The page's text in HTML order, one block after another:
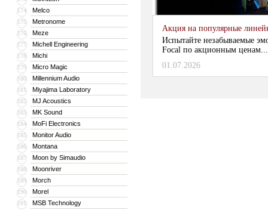
174 Melco
175 Metronome
176 Meze
177 Michell Engineering
178 Michi
179 Micro Magic
180 Millennium Audio
181 Miyajima Laboratory
182 MJ Acoustics
183 MK Sound
184 MoFi Electronics
185 Monitor Audio
186 Montana
187 Moon by Simaudio
188 Moonriver
189 Morch
190 Morel
191 MSB Technology
Акция на популярные
Испытайте незабываемые
Focal по акционным
01.07.2026